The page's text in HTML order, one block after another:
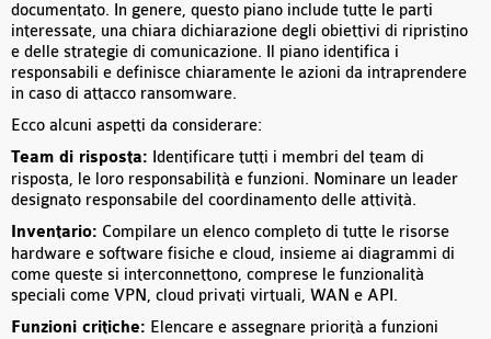
documentato. In genere, questo piano include tutte le parti
interessate, una chiara dichiarazione degli obiettivi di ripristino
e delle strategie di comunicazione. Il piano identifica i
responsabili e definisce chiaramente le azioni da intraprendere
in caso di attacco ransomware.
Ecco alcuni aspetti da considerare:
Team di risposta: Identificare tutti i membri del team di
risposta, le loro responsabilità e funzioni. Nominare un leader
designato responsabile del coordinamento delle attività.
Inventario: Compilare un elenco completo di tutte le risorse
hardware e software fisiche e cloud, insieme ai diagrammi di
come queste si interconnettono, comprese le funzionalità
speciali come VPN, cloud privati virtuali, WAN e API.
Funzioni critiche: Elencare e assegnare priorità a funzioni